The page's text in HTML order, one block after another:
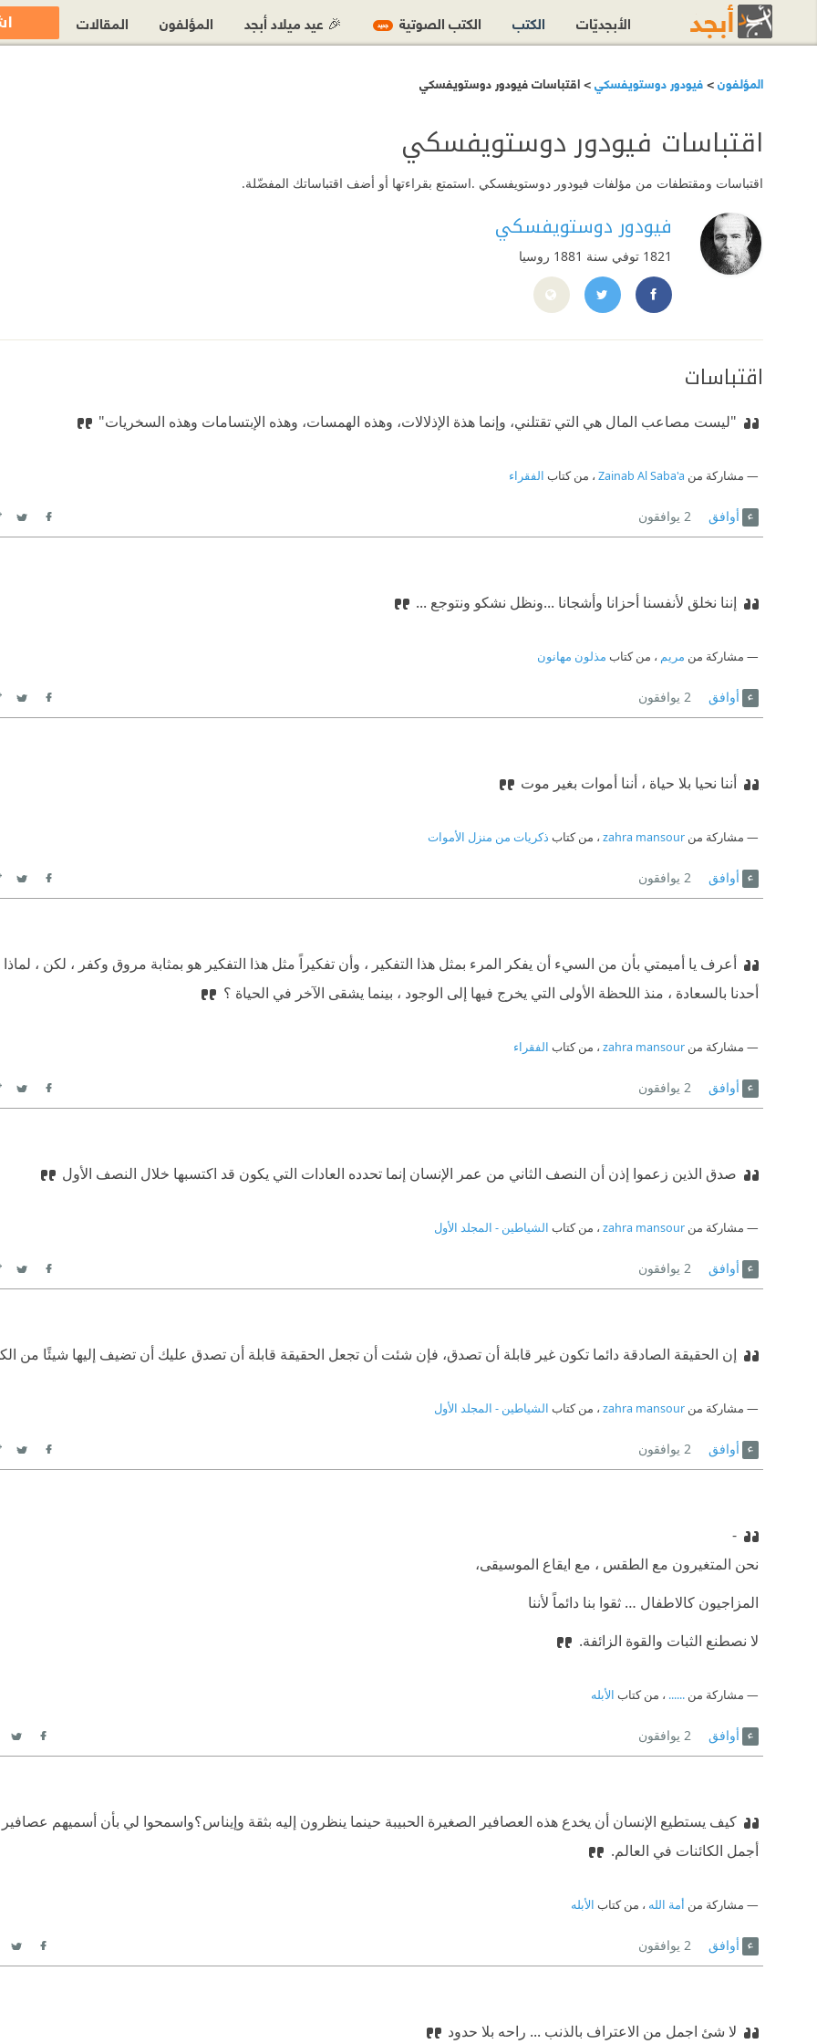
المؤلفون>فيودور دوستويفسكي> اقتباسات فيودور دوستويفسكي
اقتباسات فيودور دوستويفسكي
اقتباسات ومقتطفات من مؤلفات فيودور دوستويفسكي .استمتع بقراءتها أو أضف اقتباساتك المفضّلة.
فيودور دوستويفسكي
1821 توفي سنة 1881 روسيا
100864843428617
https://twitter.com/dostoevsky_f
اقتباسات
"ليست مصاعب المال هي التي تقتلني، وإنما هذة الإذلالات، وهذه الهمسات، وهذه الإبتسامات وهذه السخريات"
مشاركة من Zainab Al Saba'a ، من كتاب الفقراء
أوافق 2 يوافقون
إننا نخلق لأنفسنا أحزانا وأشجانا ...ونظل نشكو ونتوجع ...
مشاركة من مريم ، من كتاب مذلون مهانون
أوافق 2 يوافقون
أننا نحيا بلا حياة ، أننا أموات بغير موت
مشاركة منzahra mansour ، من كتاب ذكريات من منزل الأموات
أوافق 2 يوافقون
أعرف يا أميمتي بأن من السيء أن يفكر المرء بمثل هذا التفكير ، وأن تفكيراً مثل هذا التفكير هو بمثابة مروق وكفر ، لكن ،
أحدنا بالسعادة ، منذ اللحظة الأولى التي يخرج فيها إلى الوجود ، بينما يشقى الآخر في الحياة ؟
مشاركة منzahra mansour ، من كتاب الفقراء
أوافق 2 يوافقون
صدق الذين زعموا إذن أن النصف الثاني من عمر الإنسان إنما تحدده العادات التي يكون قد اكتسبها خلال النصف الأول
مشاركة منzahra mansour ، من كتاب الشياطين - المجلد الأول
أوافق 2 يوافقون
إن الحقيقة الصادقة دائما تكون غير قابلة أن تصدق، فإن شئت أن تجعل الحقيقة قابلة أن تصدق عليك أن تضيف إليها شيئًا من
مشاركة منzahra mansour ، من كتاب الشياطين - المجلد الأول
أوافق 2 يوافقون
-
نحن المتغيرون مع الطقس ، مع ايقاع الموسيقى،
المزاجيون كالاطفال … ثقوا بنا دائماً لأننا
لا نصطنع الثبات والقوة الزائفة.
مشاركة من...... ، من كتاب الأبله
أوافق 2 يوافقون
كيف يستطيع الإنسان أن يخدع هذه العصافير الصغيرة الحبيبة حينما ينظرون إليه بثقة وإيناس؟واسمحوا لي بأن أسميهم عصافير
أجمل الكائنات في العالم.
مشاركة من أمة الله ، من كتاب الأبله
أوافق 2 يوافقون
لا شئ اجمل من الاعتراف بالذنب ... راحه بلا حدود
الأبجديّات الكتب الكتب الصوتية جديد 🎉 عيد ميلاد أبجد المؤلفون المقالات